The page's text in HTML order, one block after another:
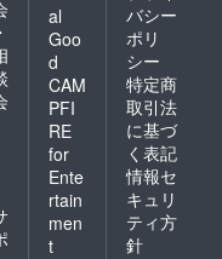
・
al
Goo
d
CAM
PFI
RE
for
Ente
rtain
men
t
バシー
ポリ
シー
特定商
取引法
に基づ
く表記
情報セ
キュリ
ティ方
針